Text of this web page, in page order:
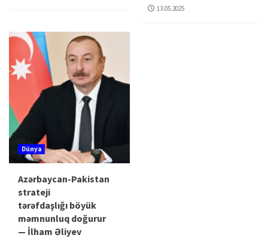
13.05.2025
Dünya
Azərbaycan-Pakistan
strateji
tərəfdaşlığı böyük
məmnunluq doğurur
— İlham Əliyev